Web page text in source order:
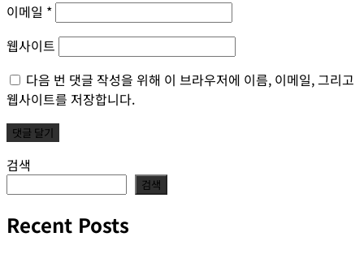
이메일 *
웹사이트
다음 번 댓글 작성을 위해 이 브라우저에 이름, 이메일, 그리고
웹사이트를 저장합니다.
검색
검색
Recent Posts